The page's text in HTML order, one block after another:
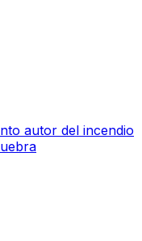
autor del incendio